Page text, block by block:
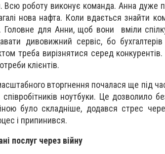
Всю роботу виконує команда. Анна дуже
нова нафта. Коли вдається знайти
Головне для Анни, щоб вони вміли
дивовижний сервіс, бо бухгалтерів
треба вирізнятися серед конкурентів.
клієнтів.
вторгнення почалася ще під
ноутбуки. Це дозволило
було складніше, додався стрес
і припинився.
послуг через війну